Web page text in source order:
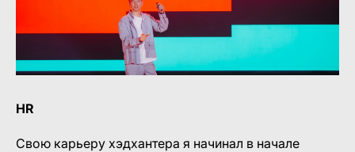
HR
Свою карьеру хэдхантера я начинал в начале